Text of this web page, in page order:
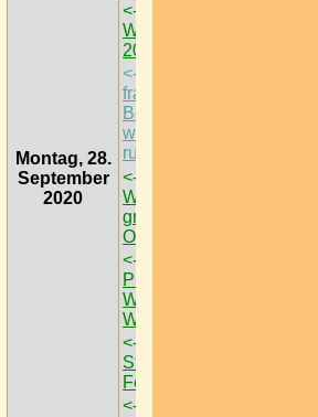
Montag, 28.
September
2020
<-
Wien.Festival
2020
<-
franzi /
Beethoven – da
wiggal van
ruamogga
<-
Wiesn | NÖ
größtes
Oktoberfest
<-
Pracht @
Wiener Prater >
W < 2 Bez
<-
Street Food
Festival
<-